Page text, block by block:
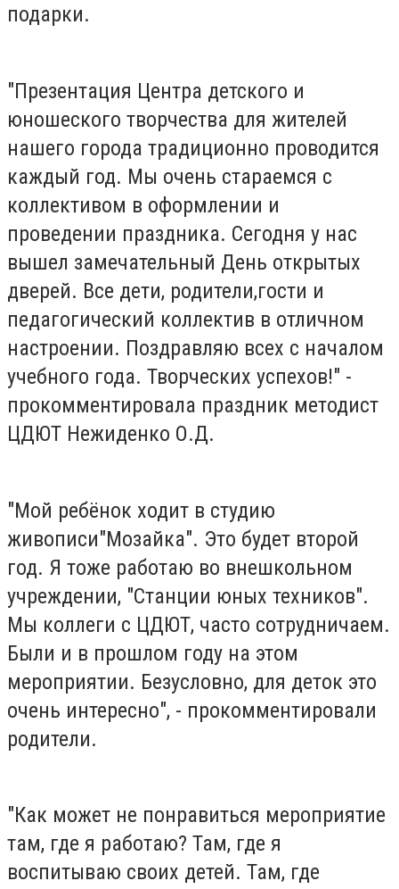
подарки.
"Презентация Центра детского и
юношеского творчества для жителей
нашего города традиционно проводится
каждый год. Мы очень стараемся с
коллективом в оформлении и
проведении праздника. Сегодня у нас
вышел замечательный День открытых
дверей. Все дети, родители,гости и
педагогический коллектив в отличном
настроении. Поздравляю всех с началом
учебного года. Творческих успехов!" -
прокомментировала праздник методист
ЦДЮТ Нежиденко О.Д.
"Мой ребёнок ходит в студию
живописи"Мозайка". Это будет второй
год. Я тоже работаю во внешкольном
учреждении, "Станции юных техников".
Мы коллеги с ЦДЮТ, часто сотрудничаем.
Были и в прошлом году на этом
мероприятии. Безусловно, для деток это
очень интересно", - прокомментировали
родители.
"Как может не понравиться мероприятие
там, где я работаю? Там, где я
воспитываю своих детей. Там, где